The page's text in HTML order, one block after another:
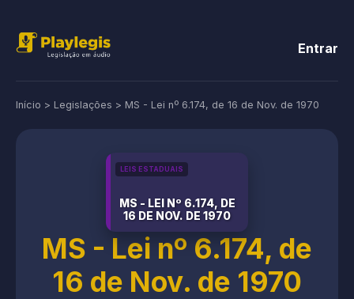
Entrar
Início > Legislações > MS - Lei nº 6.174, de 16 de Nov. de 1970
LEIS ESTADUAIS
MS - LEI Nº 6.174, DE
16 DE NOV. DE 1970
MS - Lei nº 6.174, de
16 de Nov. de 1970